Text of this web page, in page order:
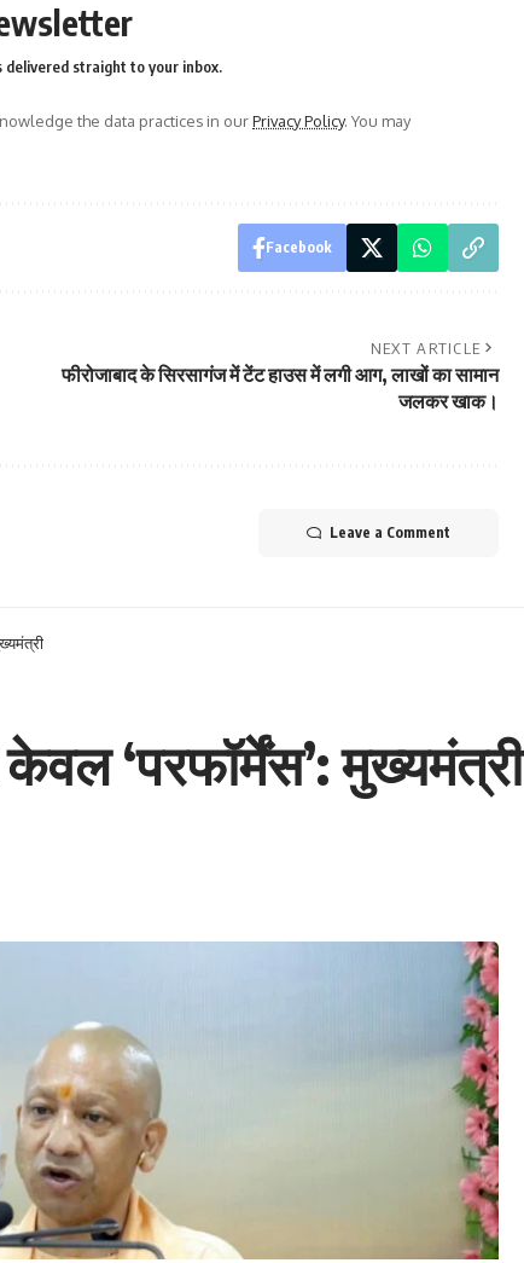
delivered straight to your inbox.
the data practices in ourPrivacy Policy. You may
Facebook
NEXT ARTICLE
फीरोजाबाद के सिरसागंज में टेंट हाउस में लगी आग, लाखों का सामान
जलकर खाक।
Leave a Comment
‘परफॉर्मेंस’: मुख्यमंत्री